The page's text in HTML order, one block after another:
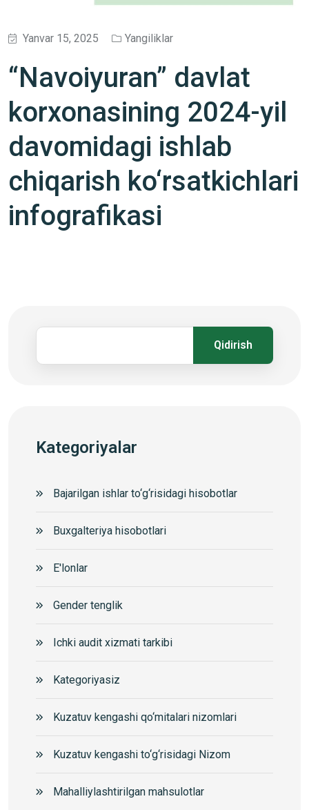
Yanvar 15, 2025 Yangiliklar
“Navoiyuran” davlat
korxonasining 2024-yil
davomidagi ishlab
chiqarish ko‘rsatkichlari
infografikasi
Qidirish
Kategoriyalar
Bajarilgan ishlar to‘g‘risidagi hisobotlar
Buxgalteriya hisobotlari
E'lonlar
Gender tenglik
Ichki audit xizmati tarkibi
Kategoriyasiz
Kuzatuv kengashi qo‘mitalari nizomlari
Kuzatuv kengashi to‘g‘risidagi Nizom
Mahalliylashtirilgan mahsulotlar